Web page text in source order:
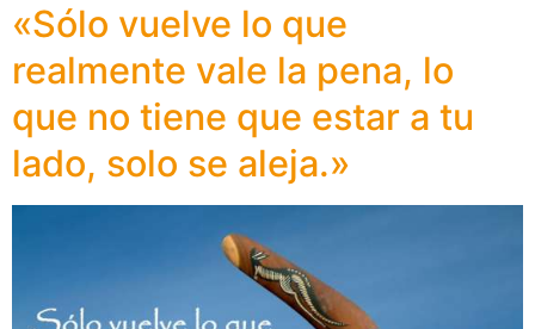
«Sólo vuelve lo que
realmente vale la pena, lo
que no tiene que estar a tu
lado, solo se aleja.»